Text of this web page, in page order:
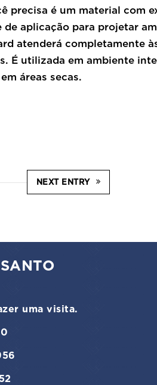
precisa é um material com
de aplicação para projetar
atenderá completamente
É utilizada em ambiente
áreas secas.
NEXT ENTRY
uma visita.